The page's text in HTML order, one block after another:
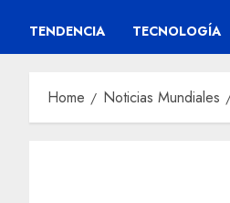
TENDENCIA TECNOLOGÍA
Home Noticias Mundiales